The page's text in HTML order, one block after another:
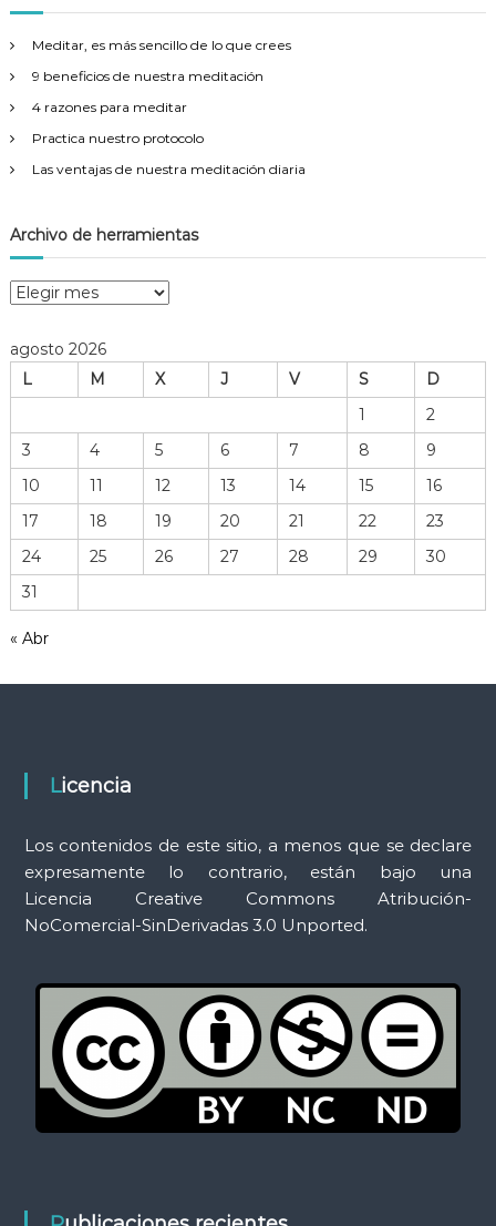
a
:
Meditar, es más sencillo de lo que crees
9 beneficios de nuestra meditación
4 razones para meditar
Practica nuestro protocolo
Las ventajas de nuestra meditación diaria
Archivo de herramientas
A
h
o
h
r
r
m
i
n
agosto 2026
L
M X J V S
D
1
2
3
4 5 6 7 8
9
10
11 12 13 14 15
16
17
18 19 20 21 22
23
24
25 26 27 28 29
30
31
« Abr
Licencia
Los contenidos de este sitio, a menos que se declare
expresamente lo contrario, están bajo una
Licencia Creative Commons Atribución-
NoComercial-SinDerivadas 3.0 Unported.